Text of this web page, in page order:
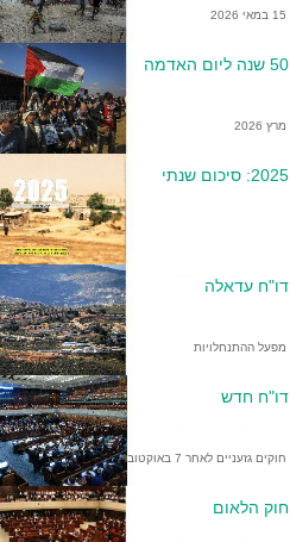
15 במאי 2026
50 שנה ליום האדמה
מרץ 2026
2025: סיכום שנתי
דו"ח עדאלה
מפעל ההתנחלויות
דו"ח חדש
חוקים גזעניים לאחר 7 באוקטובר
חוק הלאום